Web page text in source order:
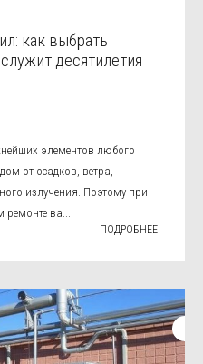
как выбрать
десятилетия
элементов любого
от осадков, ветра,
излучения. Поэтому при
ремонте ва...
ПОДРОБНЕЕ